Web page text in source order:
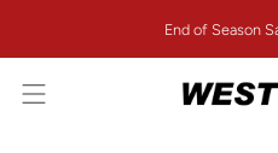
End of Season